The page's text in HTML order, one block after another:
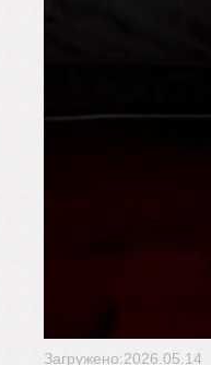
Загружено:2026.05.14